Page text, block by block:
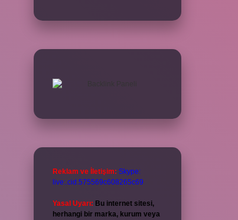
Reklam ve İletişim: Skype:
live:.cid.575569c608265c69
Yasal Uyarı: Bu internet sitesi,
herhangi bir marka, kurum veya